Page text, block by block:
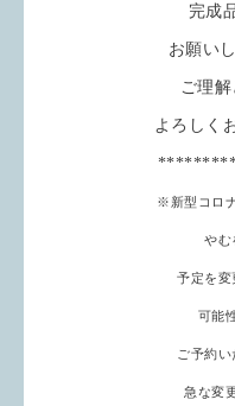
完成
お願い
ご理
よろしく
※新型コロ
やむ
予定を変
可能
ご予約
急な変